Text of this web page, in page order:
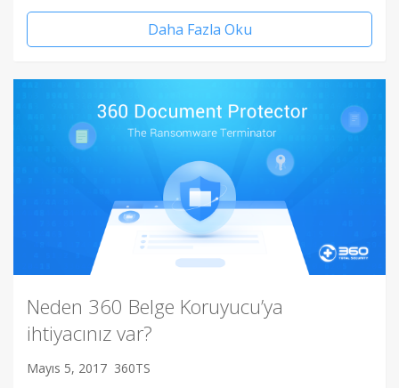
Daha Fazla Oku
Neden 360 Belge Koruyucu’ya
ihtiyacınız var?
Mayıs 5, 2017 360TS